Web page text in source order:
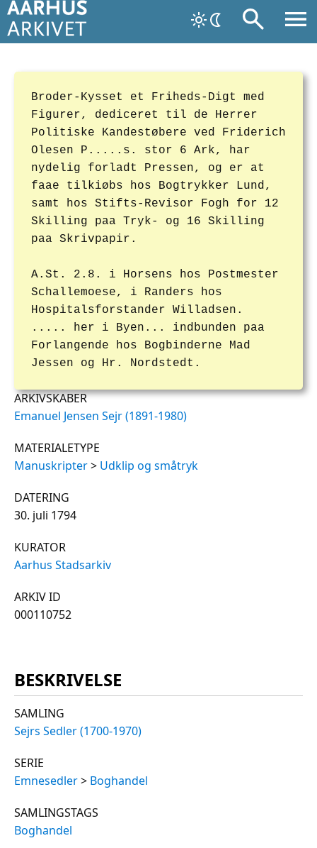
Broder-Kysset et Friheds-Digt med
Figurer, dediceret til de Herrer
Politiske Kandestøbere ved Friderich
Olesen P.....s. stor 6 Ark, har
nydelig forladt Pressen, og er at
faae tilkiøbs hos Bogtrykker Lund,
samt hos Stifts-Revisor Fogh for 12
Skilling paa Tryk- og 16 Skilling
paa Skrivpapir.
A.St. 2.8. i Horsens hos Postmester
Schallemoese, i Randers hos
Hospitalsforstander Willadsen.
..... her i Byen... indbunden paa
Forlangende hos Bogbinderne Mad
Jessen og Hr. Nordstedt.
ARKIVSKABER
Emanuel Jensen Sejr (1891-1980)
MATERIALETYPE
Manuskripter> Udklip og småtryk
DATERING
30. juli 1794
KURATOR
Aarhus Stadsarkiv
ARKIV ID
000110752
BESKRIVELSE
SAMLING
Sejrs Sedler (1700-1970)
SERIE
Emnesedler> Boghandel
SAMLINGSTAGS
Boghandel